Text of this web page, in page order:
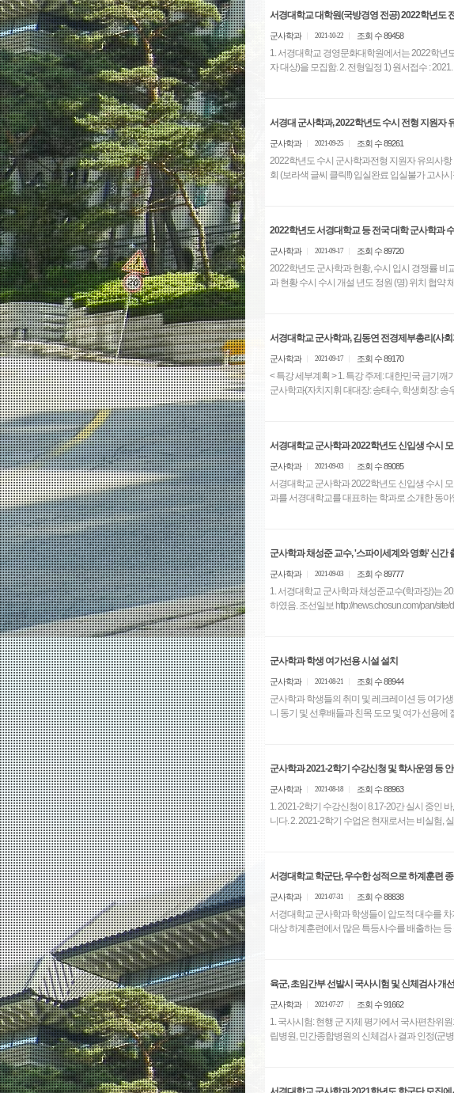
서경대학교 대학원(국방경영 전공) 2022학년도
군사학과 2021-10-22 조회 수 89458
1. 서경대학교 경영문화대학원에서는 2022학년
자 대상)을 모집함. 2. 전형
서경대 군사학과, 2022학년도 수시 전형 지원자
군사학과 2021-09-25 조회 수 89261
2022학년도 수시 군사학과전형 지원자 유의사항 1. 고사일시 및 장소 : 2021년 10월 8일(금) ~ 10일(일) 홈페이지에서 개인별로 조
2022학년도 서경대학교 등 전국 대학 군사학과
군사학과 2021-09-17 조회 수 89720
2022학년도 군사학과 현황, 수시 입시 경쟁률 비교 ※ 각 대학 군사학과 현황 경쟁률 (모집인원/ 지원) 구 분 대 학 2021년 2022년
서경대학교 군사학과, 김동연 전경제부총리(사
군사학과 2021-09-17 조회 수 89170
< 특강 세부계획 > 1. 특강 주제: 대한민국 금기깨기 2. 주최: 서경대학교 사회과학대학 학생회(학생회장: 이훈) 3. 주관: 서경대학교
서경대학교 군사학과 2022학년도 신입생 수시
군사학과 2021-09-03 조회 수 89085
서경대학교 군사학과 2022학년도 신입생 수시 모
군사학과 채성준 교수, '스파이세계와 영화' 신간
군사학과 2021-09-03 조회 수 89777
1. 서경대학교 군사학과 채성준교수(학과장)는
하였음. 조선일보 http://news.chosun.com/
군사학과 학생 여가선용 시설 설치
군사학과 2021-08-21 조회 수 88944
군사학과 학생들의 취미 및 레크레이션 등 여가
군사학과 2021-2학기 수강신청 및 학사운영 등
군사학과 2021-08-18 조회 수 88963
1. 2021-2학기 수강신청이 8.17-20간 실시 중인
니다. 2. 2021-2학기 수업은 현재로서는 비실
서경대학교 학군단, 우수한 성적으로 하계훈
군사학과 2021-07-31 조회 수 88838
서경대학교 군사학과 학생들이 압도적 대수를
대상 하계훈련에서 많은 특등사수를 배출하는
육군, 초임간부 선발시 국사시험 및 신체검사 개선
군사학과 2021-07-27 조회 수 91662
1. 국사시험: 현행 군 자체 평가에서 국사편찬위원회 한국사능